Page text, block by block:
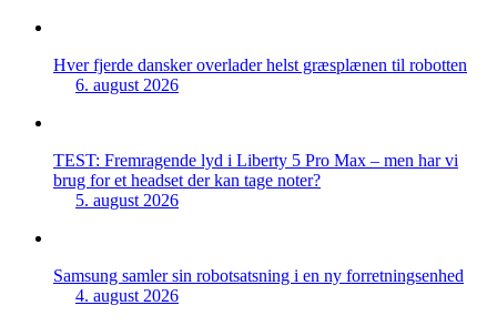
Hver fjerde dansker overlader helst græsplænen til robotten
6. august 2026
TEST: Fremragende lyd i Liberty 5 Pro Max – men har vi
brug for et headset der kan tage noter?
5. august 2026
Samsung samler sin robotsatsning i en ny forretningsenhed
4. august 2026